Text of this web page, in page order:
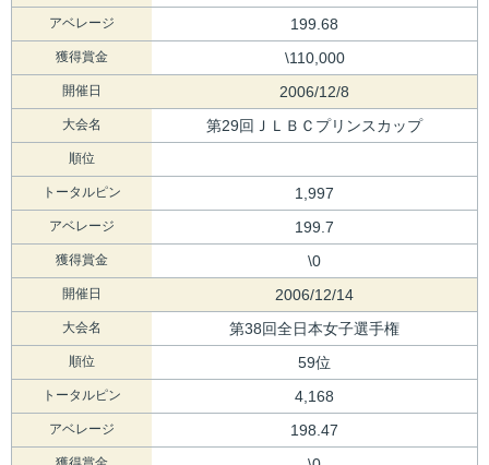
アベレージ 199.68
獲得賞金 \110,000
開催日 2006/12/8
大会名 第29回ＪＬＢＣプリンスカップ
順位
トータルピン 1,997
アベレージ 199.7
獲得賞金 \0
開催日 2006/12/14
大会名 第38回全日本女子選手権
順位 59位
トータルピン 4,168
アベレージ 198.47